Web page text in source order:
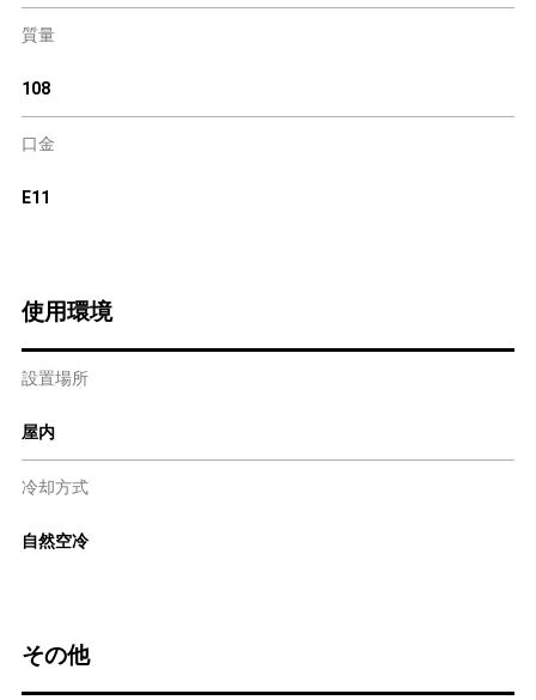
質量
108
口金
E11
使用環境
設置場所
屋内
冷却方式
自然空冷
その他